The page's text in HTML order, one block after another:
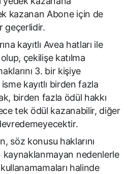
kazanan Abone için de
geçerlidir.
kayıtlı Avea hatları ile
çekilişe katılma
3. bir kişiye
kayıtlı birden fazla
birden fazla ödül hakkı
tek ödül kazanabilir, diğer
söz konusu haklarını
kaynaklanmayan nedenlerle
halinde